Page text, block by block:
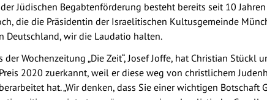
Jüdischen Begabtenförderung besteht bereits seit 10
die die Präsidentin der Israelitischen Kultusgemeinde
Deutschland, wir die Laudatio halten.
der Wochenzeitung „Die Zeit“, Josef Joffe, hat Christian Stückl
2020 zuerkannt, weil er diese weg von christlichem
hat. „Wir denken, dass Sie einer wichtigen Botschaft